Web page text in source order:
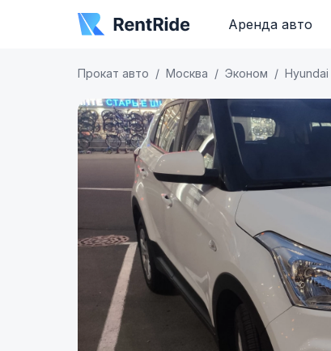
Аренда авто
Прокат авто Москва Эконом Hyundai